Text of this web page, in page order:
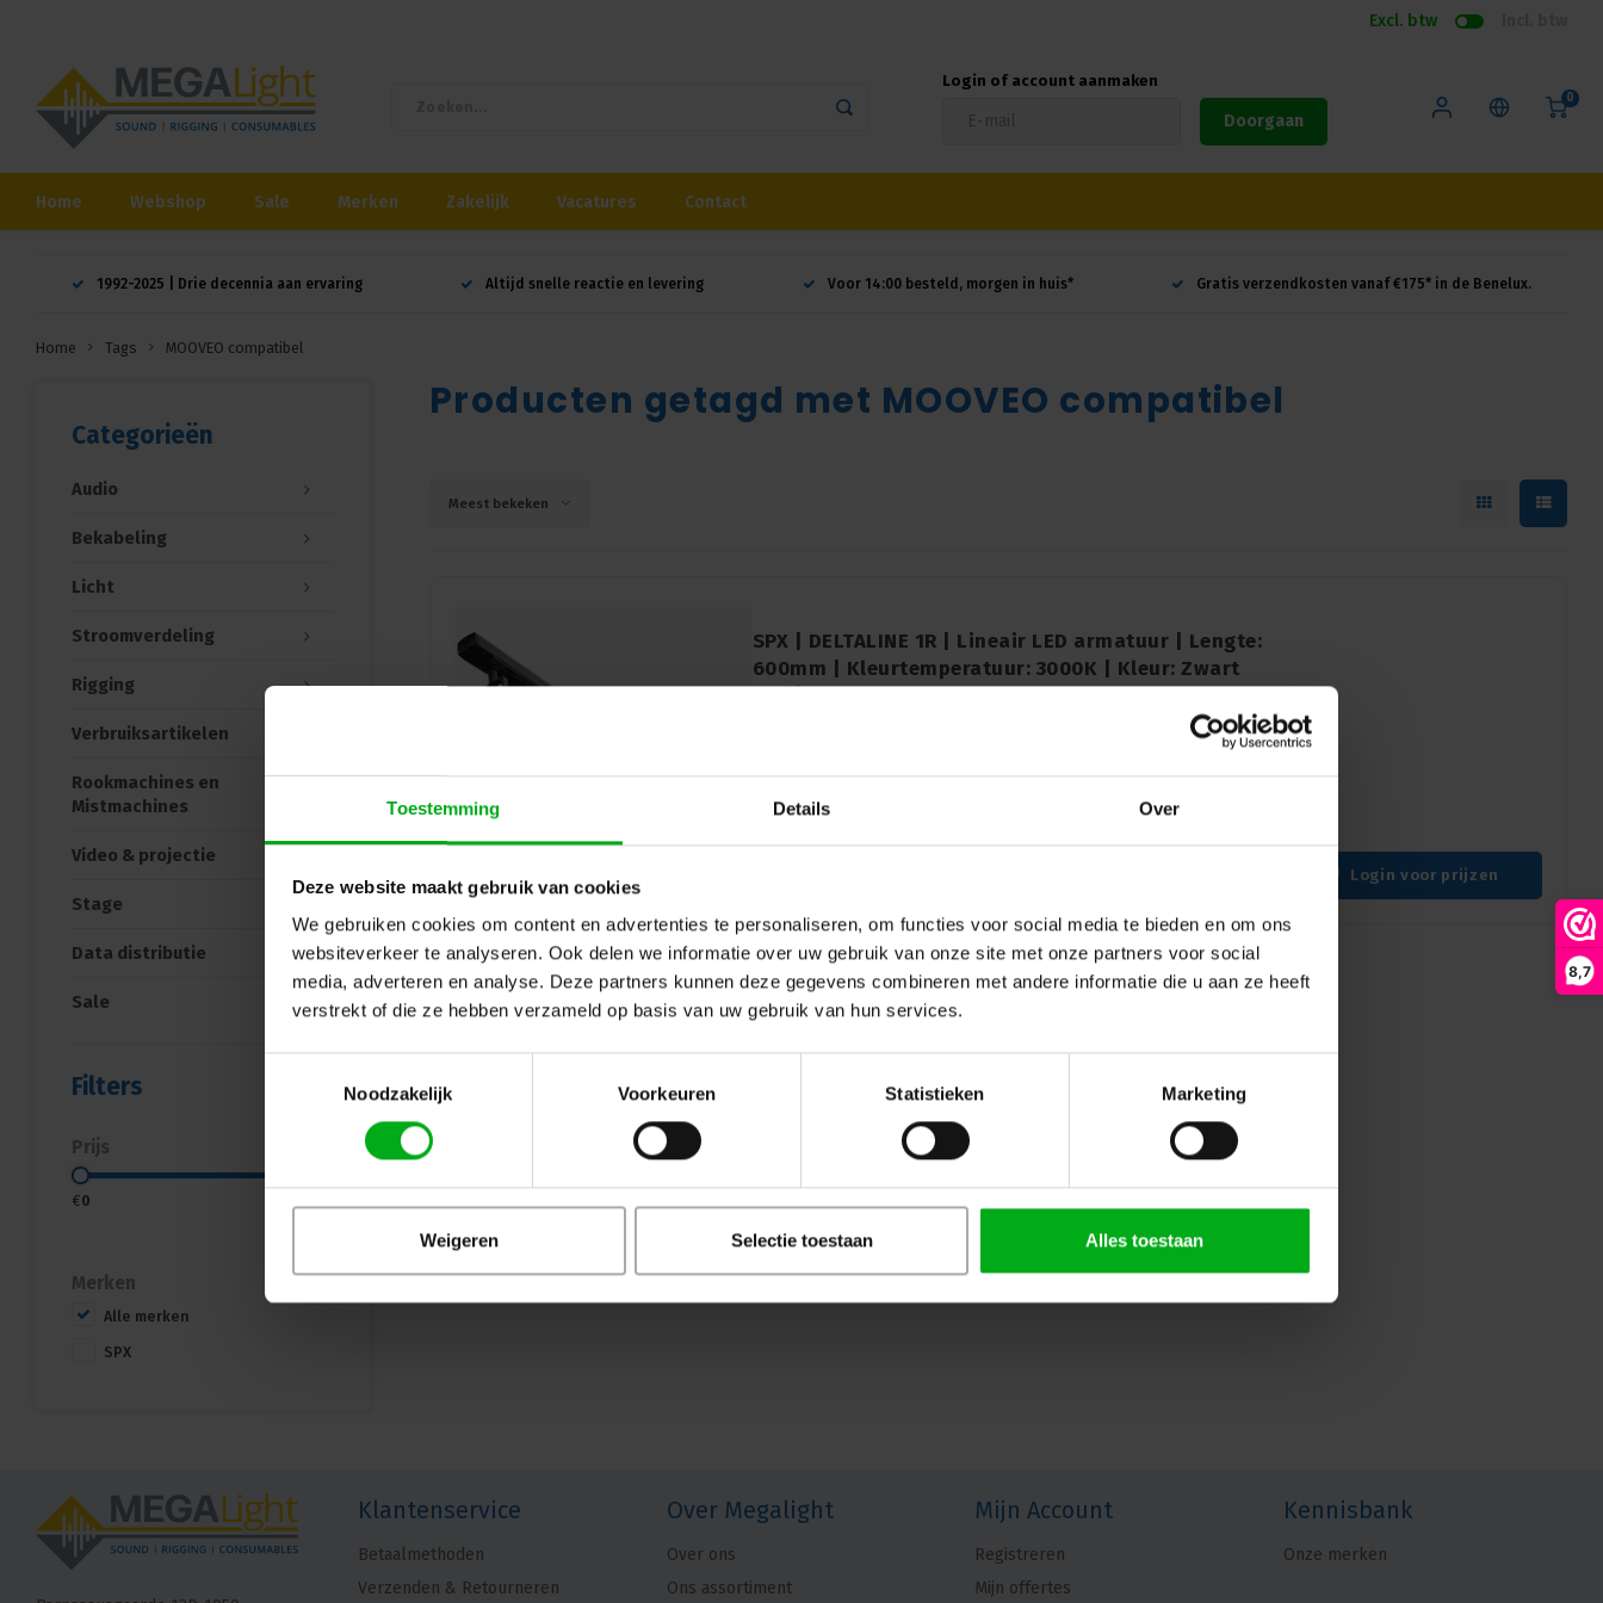
Toestemming Details Over
Deze website maakt gebruik van cookies
We gebruiken cookies om content en advertenties te personaliseren, om functies voor social media te bieden en om ons
websiteverkeer te analyseren. Ook delen we informatie over uw gebruik van onze site met onze partners voor social
media, adverteren en analyse. Deze partners kunnen deze gegevens combineren met andere informatie die u aan ze heeft
verstrekt of die ze hebben verzameld op basis van uw gebruik van hun services.
Noodzakelijk
Voorkeuren Statistieken Marketing
Weigeren Selectie toestaan Alles toestaan
8,7
Excl. btw
Login of account aanmaken
Doorgaan
0
Home Webshop Sale Merken Zakelijk Vacatures Contact
1992-2025 | Drie decennia aan ervaring Altijd snelle reactie en levering Voor 14:00 besteld, morgen in huis* Gratis verzendkosten vanaf €175* in de Benelux.
Home Tags MOOVEO compatibel
Categorieën
Audio
Bekabeling
Licht
Stroomverdeling
Rigging
Verbruiksartikelen
Rookmachines en
Mistmachines
Video & projectie
Stage
Data distributie
Sale
Filters
Prijs
€0
Merken
Alle merken
SPX
Producten getagd met MOOVEO compatibel
Meest bekeken
SPX | DELTALINE 1R | Lineair LED armatuur | Lengte:
600mm | Kleurtemperatuur: 3000K | Kleur: Zwart
SPX* |LII00495
Verhoog de verlichtingsprestaties van uw ruimte met het SPX |
kleurtemperatuur van 3000K.
Openingshoek: 22°
Login voor prijzen
Klantenservice
Betaalmethoden
Verzenden & Retourneren
Over Megalight
Over ons
Ons assortiment
Mijn Account
Registreren
Mijn offertes
Kennisbank
Onze merken